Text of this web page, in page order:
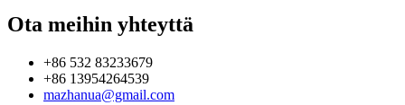
Ota meihin yhteyttä
+86 532 83233679
+86 13954264539
mazhanua@gmail.com